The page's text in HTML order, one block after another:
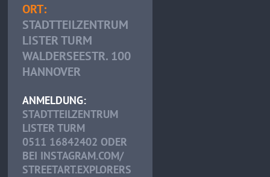
ORT:
STADTTEILZENTRUM
LISTER TURM
WALDERSEESTR. 100
HANNOVER
ANMELDUNG:
STADTTEILZENTRUM
LISTER TURM
0511 16842402 ODER
BEI INSTAGRAM.COM/
STREETART.EXPLORERS